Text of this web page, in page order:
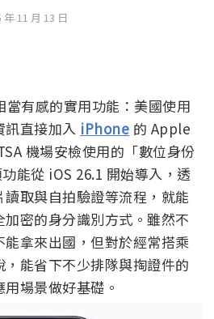
年 11 月 13 日
當有感的實用功能：美國使用
訊直接加入 iPhone 的 Apple
機場安檢使用的「數位身份
能從 iOS 26.1 開始導入，透
取與自拍驗證等流程，就能
密的身分識別方式。雖然不
拿來出國，但對於經常搭乘
能省下不少排隊與掏證件的
場景做好基礎。